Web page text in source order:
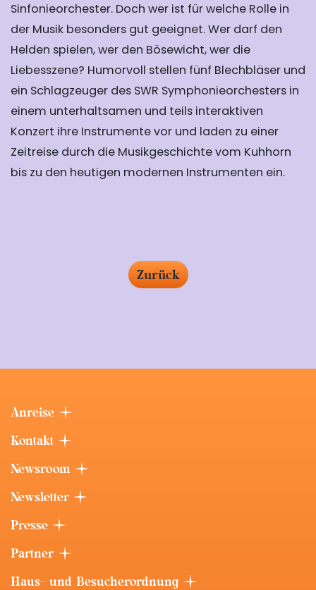
Sinfonieorchester. Doch wer ist für welche Rolle in
der Musik besonders gut geeignet. Wer darf den
Helden spielen, wer den Bösewicht, wer die
Liebesszene? Humorvoll stellen fünf Blechbläser und
ein Schlagzeuger des SWR Symphonieorchesters in
einem unterhaltsamen und teils interaktiven
Konzert ihre Instrumente vor und laden zu einer
Zeitreise durch die Musikgeschichte vom Kuhhorn
bis zu den heutigen modernen Instrumenten ein.
Zurück
Anreise
Kontakt
Newsroom
Newsletter
Presse
Partner
Haus- und Besucherordnung